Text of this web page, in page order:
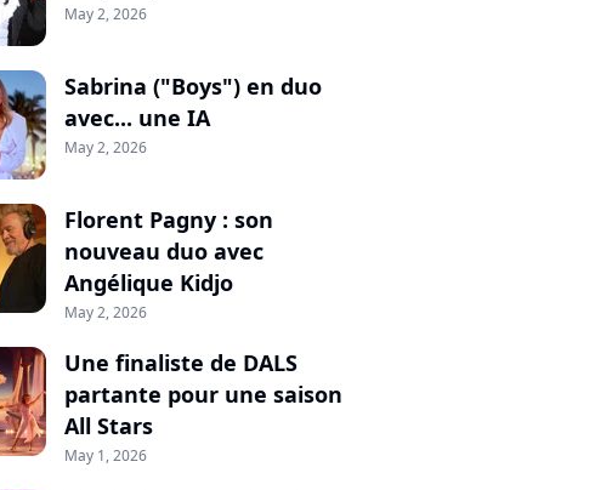
May 2, 2026
Sabrina ("Boys") en duo
avec... une IA
May 2, 2026
Florent Pagny : son
nouveau duo avec
Angélique Kidjo
May 2, 2026
Une finaliste de DALS
partante pour une saison
All Stars
May 1, 2026